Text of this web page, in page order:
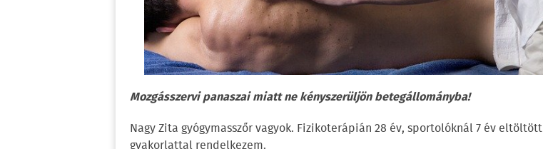
Mozgásszervi panaszai miatt ne kényszerüljön betegállományba!
Nagy Zita gyógymasszőr vagyok. Fizikoterápián 28 év, sportolóknál 7 év eltöltött